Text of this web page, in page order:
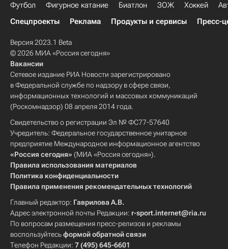
Футбол Фигурное катание Биатлон ЗОЖ Хоккей
Спецпроекты
Реклама Продукты и сервисы Пресс-
Версия 2023.1 Beta
© 2026 МИА «Россия сегодня»
Вакансии
Сетевое издание РИА Новости зарегистрировано
в Федеральной службе по надзору в сфере связи,
информационных технологий и массовых коммуникаций
(Роскомнадзор) 08 апреля 2014 года.
Свидетельство о регистрации Эл № ФС77-57640
Учредитель: Федеральное государственное унитарное
предприятие Международное информационное агентство
«Россия сегодня» (МИА «Россия сегодня»).
Правила использования материалов
Политика конфиденциальности
Правила применения рекомендательных технологий
Главный редактор: Гаврилова А.В.
Адрес электронной почты Редакции: r-sport.internet@ria.ru
По вопросам размещения пресс-релизов и рекламы
воспользуйтесьформой обратной связи
Телефон Редакции: 7 (495) 645-6601